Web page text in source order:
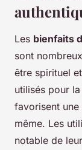
Les bienfaits
sont
être spirituel
utilisés pour
favorisent
même. Les
notable de